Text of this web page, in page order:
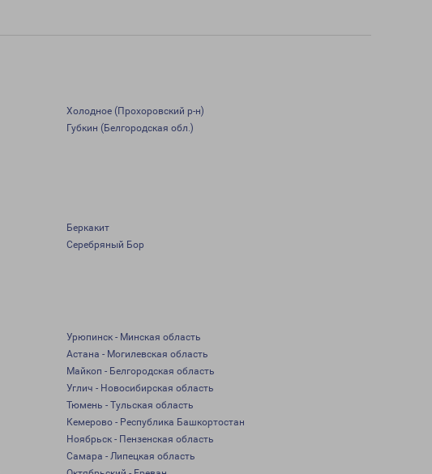
Холодное (Прохоровский р-н)
Губкин (Белгородская обл.)
Беркакит
Серебряный Бор
Урюпинск - Минская область
Астана - Могилевская область
Майкоп - Белгородская область
Углич - Новосибирская область
Тюмень - Тульская область
Кемерово - Республика Башкортостан
Ноябрьск - Пензенская область
Самара - Липецкая область